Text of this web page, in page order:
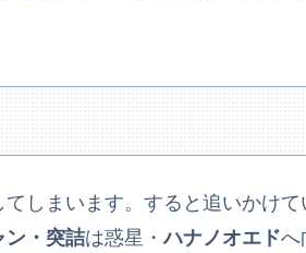
しまいます。すると追いかけて
ン・突詰は惑星・ハナノオエドへ